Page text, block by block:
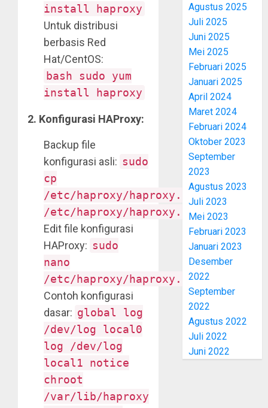
install haproxy
Untuk distribusi
berbasis Red
Hat/CentOS:
bash sudo yum
install haproxy
2. Konfigurasi HAProxy:
Backup file
konfigurasi asli: sudo
cp
/etc/haproxy/haproxy.cfg
/etc/haproxy/haproxy.cfg.backup
Edit file konfigurasi
HAProxy: sudo
nano
/etc/haproxy/haproxy.cfg
Contoh konfigurasi
dasar: global log
/dev/log local0
log /dev/log
local1 notice
chroot
/var/lib/haproxy
Agustus 2025
Juli 2025
Juni 2025
Mei 2025
Februari 2025
Januari 2025
April 2024
Maret 2024
Februari 2024
Oktober 2023
September
2023
Agustus 2023
Juli 2023
Mei 2023
Februari 2023
Januari 2023
Desember
2022
September
2022
Agustus 2022
Juli 2022
Juni 2022